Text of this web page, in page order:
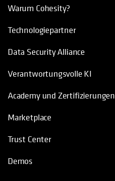
Warum Cohesity?
Technologiepartner
Data Security Alliance
Verantwortungsvolle KI
Academy und Zertifizierungen
Marketplace
Trust Center
Demos